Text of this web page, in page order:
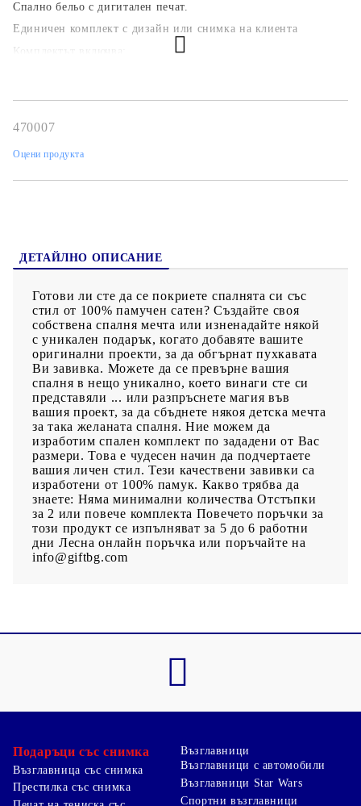
Спално бельо с дигитален печат.
Единичен комплект с дизайн или снимка на клиента
Комплектът включва:
принтираната част
1бр. Долен чаршаф 150х220см (без печат) състав памук
микрофибър от принтираната част / памук от не
470007
Оцени продукта
ДЕТАЙЛНО ОПИСАНИЕ
Готови ли сте да се покриете спалнята си със
стил от 100% памучен сатен? Създайте своя
собствена спалня мечта или изненадайте някой
с уникален подарък, когато добавяте вашите
оригинални проекти, за да обгърнат пухкавата
Ви завивка. Можете да се превърне вашия
спалня в нещо уникално, което винаги сте си
представяли ... или разпръснете магия във
вашия проект, за да сбъднете някоя детска мечта
за така желаната спалня. Ние можем да
изработим спален комплект по зададени от Вас
размери. Това е чудесен начин да подчертаете
вашия личен стил. Тези качествени завивки са
изработени от 100% памук. Какво трябва да
знаете: Няма минимални количества Отстъпки
за 2 или повече комплекта Повечето поръчки за
този продукт се изпълняват за 5 до 6 работни
дни Лесна онлайн поръчка или поръчайте на
info@giftbg.com
Подаръци със снимка
Възглавница със снимка
Престилка със снимка
Възглавници
Възглавници с автомобили
Възглавници Star Wars
Спортни възглавници